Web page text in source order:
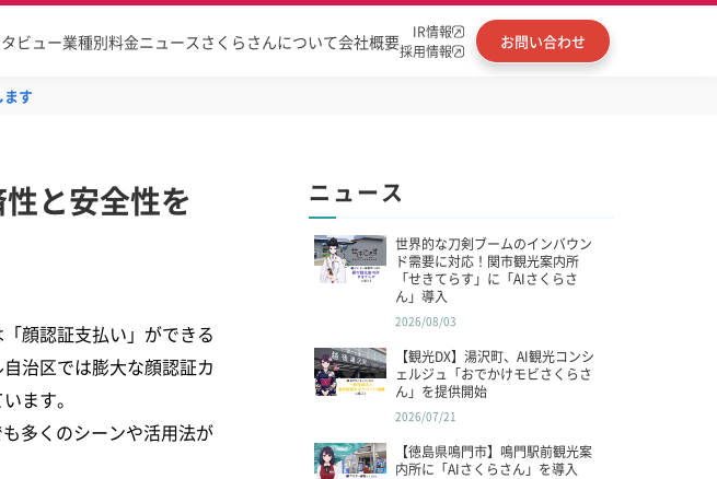
ビュー業種別料金ニュース さくらさんについて会社概要
IR情報
採用情報
お問い合わせ
ます
と安全性を
顔認証支払い」ができる
治区では膨大な顔認証カ
ます。
多くのシーンや活用法が
ニュース
世界的な刀剣ブームのインバウン
ド需要に対応！関市観光案内所
「せきてらす」に「AIさくらさ
ん」導入
2026/08/03
【観光DX】湯沢町、AI観光コンシ
ェルジュ「おでかけモビさくらさ
ん」を提供開始
2026/07/21
【徳島県鳴門市】鳴門駅前観光案
内所に「AIさくらさん」を導入